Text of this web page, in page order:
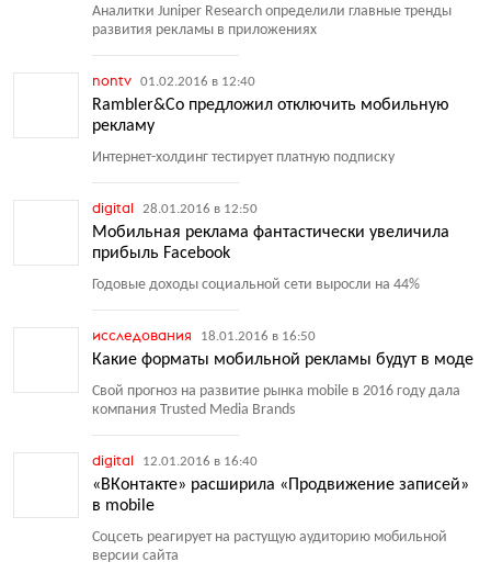
Аналитки Juniper Research определили главные тренды
развития рекламы в приложениях
nontv 01.02.2016 в 12:40
Rambler&Co предложил отключить мобильную
рекламу
Интернет-холдинг тестирует платную подписку
digital 28.01.2016 в 12:50
Мобильная реклама фантастически увеличила
прибыль Facebook
Годовые доходы социальной сети выросли на 44%
исследования 18.01.2016 в 16:50
Какие форматы мобильной рекламы будут в моде
Свой прогноз на развитие рынка mobile в 2016 году дала
компания Trusted Media Brands
digital 12.01.2016 в 16:40
«ВКонтакте» расширила «Продвижение записей»
в mobile
Соцсеть реагирует на растущую аудиторию мобильной
версии сайта